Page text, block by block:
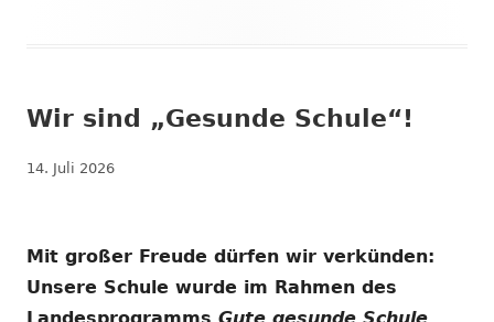
Wir sind „Gesunde Schule“!
Veröffentlicht
14. Juli 2026
Mit großer Freude dürfen wir verkünden:
Unsere Schule wurde im Rahmen des